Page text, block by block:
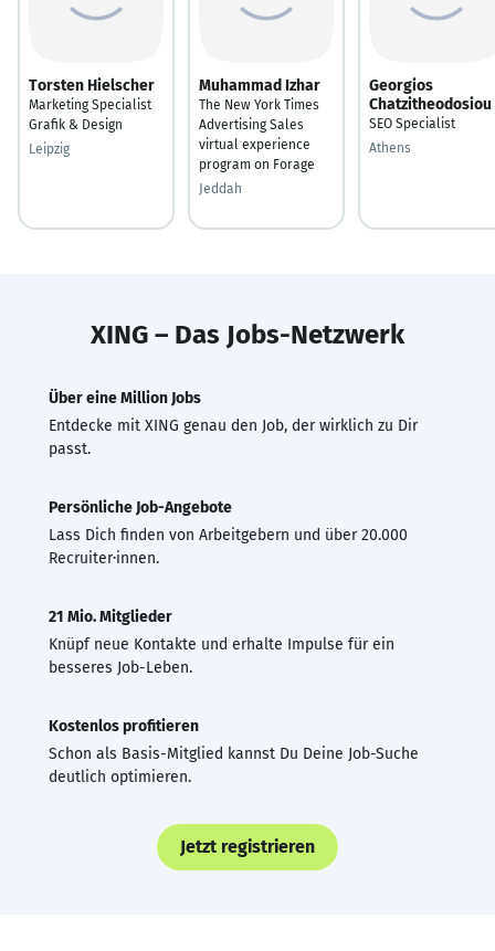
Torsten Hielscher
Marketing Specialist
Grafik & Design
Leipzig
Muhammad Izhar
The New York Times
Advertising Sales
virtual experience
program on Forage
Jeddah
Georgios
Chatzitheodosiou
SEO Specialist
Athens
XING – Das Jobs-Netzwerk
Über eine Million Jobs
Entdecke mit XING genau den Job, der wirklich zu Dir
passt.
Persönliche Job-Angebote
Lass Dich finden von Arbeitgebern und über 20.000
Recruiter·innen.
21 Mio. Mitglieder
Knüpf neue Kontakte und erhalte Impulse für ein
besseres Job-Leben.
Kostenlos profitieren
Schon als Basis-Mitglied kannst Du Deine Job-Suche
deutlich optimieren.
Jetzt registrieren